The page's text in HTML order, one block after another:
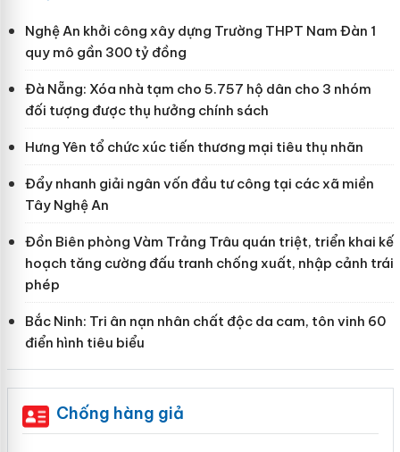
Nghệ An khởi công xây dựng Trường THPT Nam Đàn 1
quy mô gần 300 tỷ đồng
Đà Nẵng: Xóa nhà tạm cho 5.757 hộ dân cho 3 nhóm
đối tượng được thụ hưởng chính sách
Hưng Yên tổ chức xúc tiến thương mại tiêu thụ nhãn
Đẩy nhanh giải ngân vốn đầu tư công tại các xã miền
Tây Nghệ An
Đồn Biên phòng Vàm Trảng Trâu quán triệt, triển khai kế
hoạch tăng cường đấu tranh chống xuất, nhập cảnh trái
phép
Bắc Ninh: Tri ân nạn nhân chất độc da cam, tôn vinh 60
điển hình tiêu biểu
Chống hàng giả